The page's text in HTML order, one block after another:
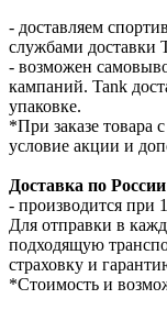
- доставляем
службами доставки
- возможен
кампаний. Tank
упаковке.
*При заказе товара
условие акции и
Доставка по России
- производится при
Для отправки в
подходящую
страховку и
*Стоимость и